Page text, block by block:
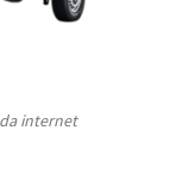
internet